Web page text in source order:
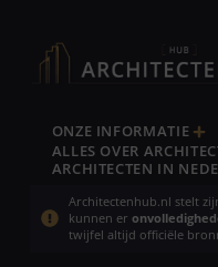
ONZE INFORMATIE
ALLES OVER
ARCHITECTEN IN
Architectenhub.nl stelt
kunnen er
twijfel altijd officiële